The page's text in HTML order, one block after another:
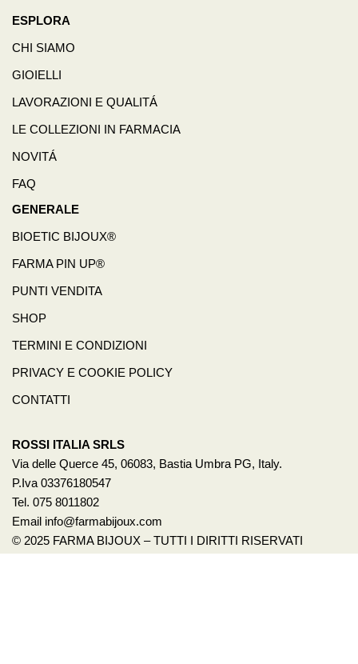
ESPLORA
CHI SIAMO
GIOIELLI
LAVORAZIONI E QUALITÁ
LE COLLEZIONI IN FARMACIA
NOVITÁ
FAQ
GENERALE
BIOETIC BIJOUX®
FARMA PIN UP®
PUNTI VENDITA
SHOP
TERMINI E CONDIZIONI
PRIVACY E COOKIE POLICY
CONTATTI
ROSSI ITALIA SRLS
Via delle Querce 45, 06083, Bastia Umbra PG, Italy.
P.Iva 03376180547
Tel. 075 8011802
Email info@farmabijoux.com
© 2025 FARMA BIJOUX – TUTTI I DIRITTI RISERVATI